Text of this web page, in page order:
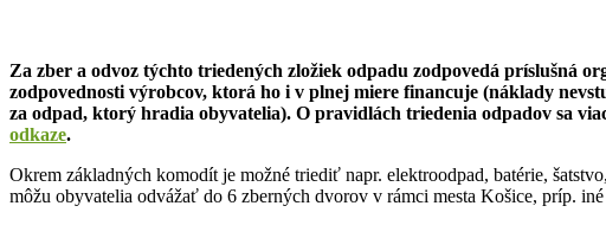
Za zber a odvoz týchto triedených zložiek odpadu zodpovedá príslušná
zodpovednosti výrobcov, ktorá ho i v plnej miere financuje (náklady
za odpad, ktorý hradia obyvatelia). O pravidlách triedenia odpadov sa
odkaze.
Okrem základných komodít je možné triediť napr. elektroodpad, batérie,
môžu obyvatelia odvážať do 6 zberných dvorov v rámci mesta Košice, príp. iné